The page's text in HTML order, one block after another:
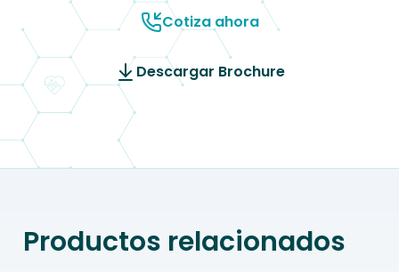
Cotiza ahora
Descargar Brochure
Productos relacionados